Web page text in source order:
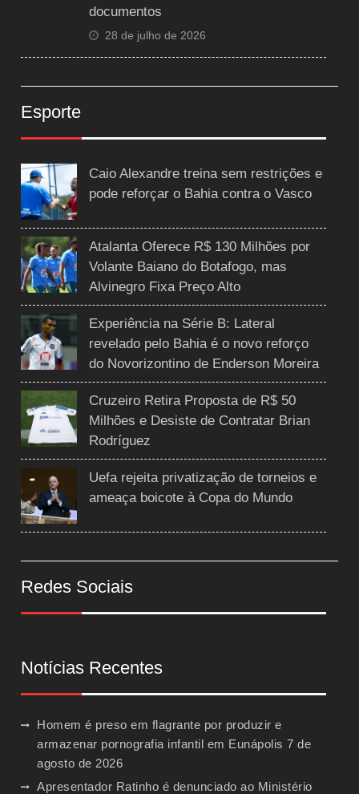
documentos
28 de julho de 2026
Esporte
Caio Alexandre treina sem restrições e
pode reforçar o Bahia contra o Vasco
Atalanta Oferece R$ 130 Milhões por
Volante Baiano do Botafogo, mas
Alvinegro Fixa Preço Alto
Experiência na Série B: Lateral
revelado pelo Bahia é o novo reforço
do Novorizontino de Enderson Moreira
Cruzeiro Retira Proposta de R$ 50
Milhões e Desiste de Contratar Brian
Rodríguez
Uefa rejeita privatização de torneios e
ameaça boicote à Copa do Mundo
Redes Sociais
Notícias Recentes
Homem é preso em flagrante por produzir e
armazenar pornografia infantil em Eunápolis 7 de
agosto de 2026
Apresentador Ratinho é denunciado ao Ministério